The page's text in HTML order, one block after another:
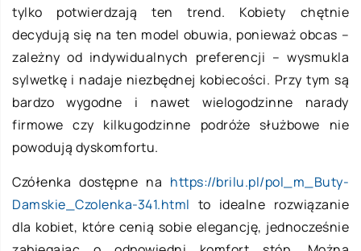
tylko potwierdzają ten trend. Kobiety chętnie
decydują się na ten model obuwia, ponieważ obcas –
zależny od indywidualnych preferencji – wysmukla
sylwetkę i nadaje niezbędnej kobiecości. Przy tym są
bardzo wygodne i nawet wielogodzinne narady
firmowe czy kilkugodzinne podróże służbowe nie
powodują dyskomfortu.
Czółenka dostępne na https://brilu.pl/pol_m_Buty-
Damskie_Czolenka-341.html to idealne rozwiązanie
dla kobiet, które cenią sobie elegancję, jednocześnie